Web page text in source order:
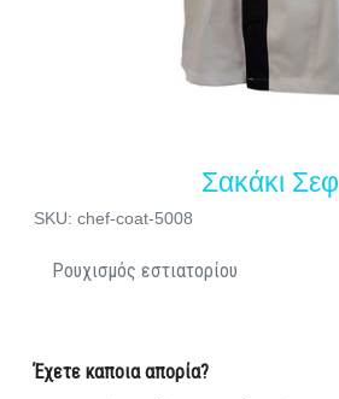
Σακάκι Σεφ
SKU: chef-coat-5008
Ρουχισμός εστιατορίου
Έχετε καποια απορία?